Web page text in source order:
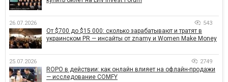
26.07.2026 543
От $700 до $15 000: сколько зарабатывают и тратят в
украинском PR — инсайты от znamy и Women Make Money
25.07.2026 2749
ROPO в действии: как онлайн влияет на офлайн-продажи
— исследование COMFY